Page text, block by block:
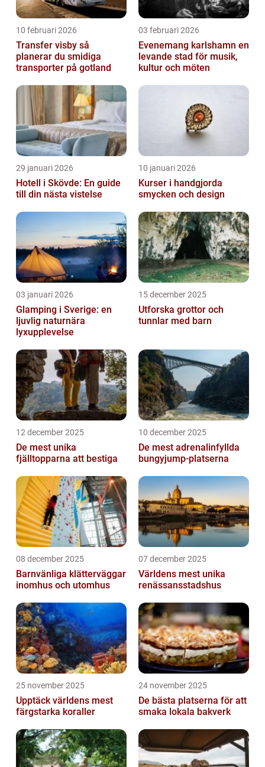
10 februari 2026
Transfer visby så
planerar du smidiga
transporter på gotland
03 februari 2026
Evenemang karlshamn en
levande stad för musik,
kultur och möten
29 januari 2026
Hotell i Skövde: En guide
till din nästa vistelse
10 januari 2026
Kurser i handgjorda
smycken och design
03 januari 2026
Glamping i Sverige: en
ljuvlig naturnära
lyxupplevelse
15 december 2025
Utforska grottor och
tunnlar med barn
12 december 2025
De mest unika
fjälltopparna att bestiga
10 december 2025
De mest adrenalinfyllda
bungyjump-platserna
08 december 2025
Barnvänliga klätterväggar
inomhus och utomhus
07 december 2025
Världens mest unika
renässansstadshus
25 november 2025
Upptäck världens mest
färgstarka koraller
24 november 2025
De bästa platserna för att
smaka lokala bakverk